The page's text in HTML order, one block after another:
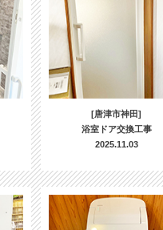
[唐津市神田]
浴室ドア交換工事
2025.11.03